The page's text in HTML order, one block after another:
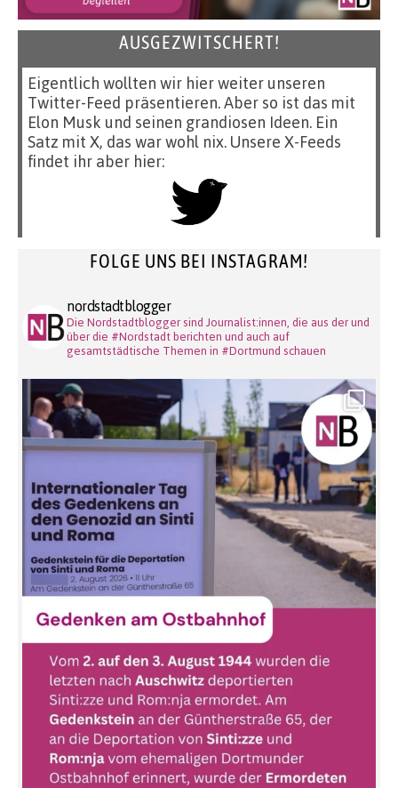
AUSGEZWITSCHERT!
Eigentlich wollten wir hier weiter unseren
Twitter-Feed präsentieren. Aber so ist das mit
Elon Musk und seinen grandiosen Ideen. Ein
Satz mit X, das war wohl nix. Unsere X-Feeds
findet ihr aber hier:
FOLGE UNS BEI INSTAGRAM!
nordstadtblogger
Die Nordstadtblogger sind Journalist:innen, die aus der und
über die #Nordstadt berichten und auch auf
gesamtstädtische Themen in #Dortmund schauen